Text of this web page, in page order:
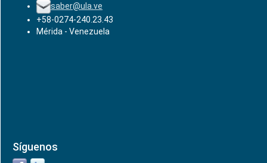
saber@ula.ve
+58-0274-240.23.43
Mérida - Venezuela
Síguenos